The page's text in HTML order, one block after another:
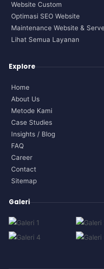
Website Custom
Optimasi SEO Website
Maintenance Website &
Lihat Semua Layanan
Explore
Home
About Us
Metode Kami
Case Studies
Insights / Blog
FAQ
Career
Contact
Sitemap
Galeri